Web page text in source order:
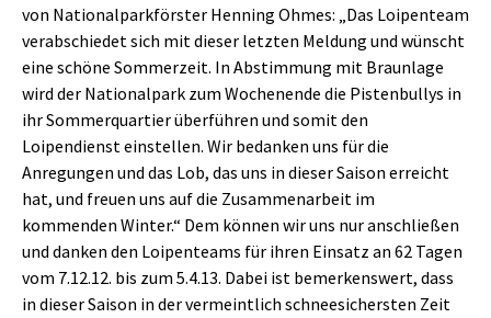
von Nationalparkförster Henning Ohmes: „Das Loipenteam
verabschiedet sich mit dieser letzten Meldung und wünscht
eine schöne Sommerzeit. In Abstimmung mit Braunlage
wird der Nationalpark zum Wochenende die Pistenbullys in
ihr Sommerquartier überführen und somit den
Loipendienst einstellen. Wir bedanken uns für die
Anregungen und das Lob, das uns in dieser Saison erreicht
hat, und freuen uns auf die Zusammenarbeit im
kommenden Winter.“ Dem können wir uns nur anschließen
und danken den Loipenteams für ihren Einsatz an 62 Tagen
vom 7.12.12. bis zum 5.4.13. Dabei ist bemerkenswert, dass
in dieser Saison in der vermeintlich schneesichersten Zeit